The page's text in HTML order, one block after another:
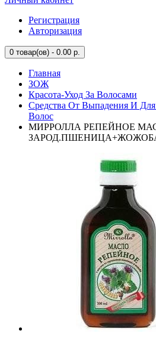
Регистрация
Авторизация
0 товар(ов) - 0.00 р.
Главная
ЗОЖ
Красота-Уход За Волосами
Средства От Выпадения И
Волос
МИРРОЛЛА РЕПЕЙНОЕ
ЗАРОД.ПШЕНИЦА+ЖОЖОБА